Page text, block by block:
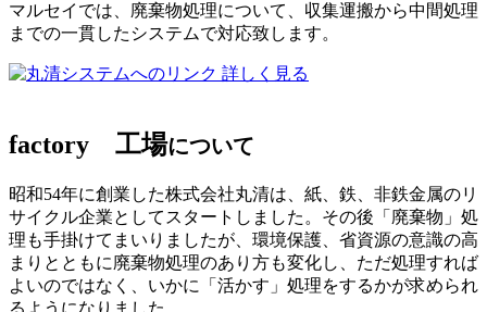
マルセイでは、廃棄物処理について、収集運搬から中間処理
までの一貫したシステムで対応致します。
詳しく見る
factory 工場について
昭和54年に創業した株式会社丸清は、紙、鉄、非鉄金属のリ
サイクル企業としてスタートしました。その後「廃棄物」処
理も手掛けてまいりましたが、環境保護、省資源の意識の高
まりとともに廃棄物処理のあり方も変化し、ただ処理すれば
よいのではなく、いかに「活かす」処理をするかが求められ
るようになりました。